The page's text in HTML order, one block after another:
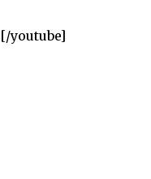
youtube]